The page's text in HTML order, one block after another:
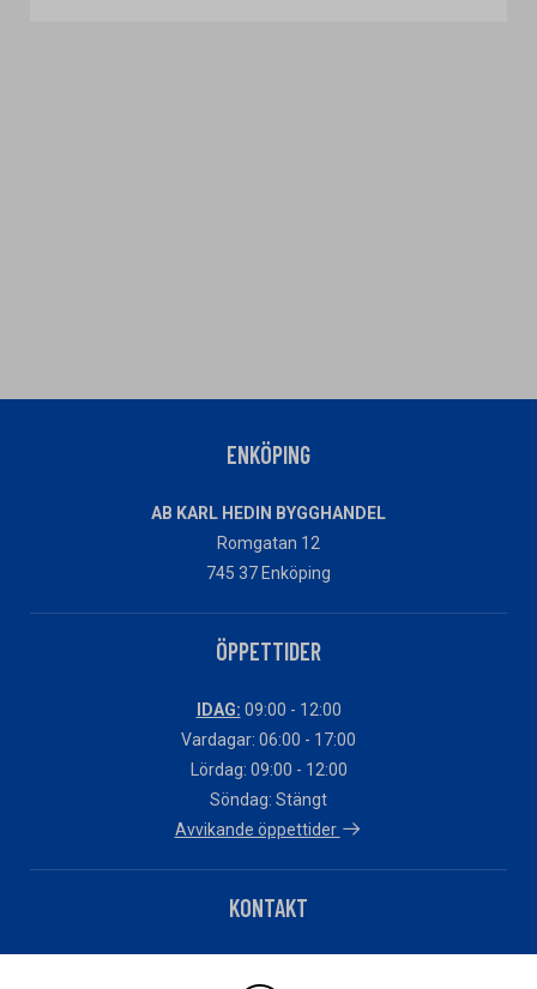
ENKÖPING
AB KARL HEDIN BYGGHANDEL
Romgatan 12
745 37 Enköping
ÖPPETTIDER
IDAG: 09:00 - 12:00
Vardagar: 06:00 - 17:00
Lördag: 09:00 - 12:00
Söndag: Stängt
Avvikande öppettider
KONTAKT